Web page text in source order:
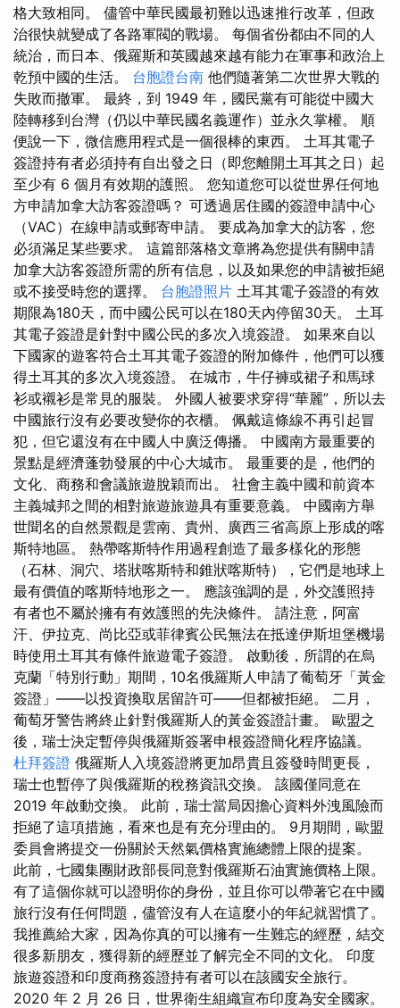
格大致相同。 儘管中華民國最初難以迅速推行改革，但政
治很快就變成了各路軍閥的戰場。 每個省份都由不同的人
統治，而日本、俄羅斯和英國越來越有能力在軍事和政治上
乾預中國的生活。 台胞證台南 他們隨著第二次世界大戰的
失敗而撤軍。 最終，到 1949 年，國民黨有可能從中國大
陸轉移到台灣（仍以中華民國名義運作）並永久掌權。 順
便說一下，微信應用程式是一個很棒的東西。 土耳其電子
簽證持有者必須持有自出發之日（即您離開土耳其之日）起
至少有 6 個月有效期的護照。 您知道您可以從世界任何地
方申請加拿大訪客簽證嗎？ 可透過居住國的簽證申請中心
（VAC）在線申請或郵寄申請。 要成為加拿大的訪客，您
必須滿足某些要求。 這篇部落格文章將為您提供有關申請
加拿大訪客簽證所需的所有信息，以及如果您的申請被拒絕
或不接受時您的選擇。 台胞證照片 土耳其電子簽證的有效
期限為180天，而中國公民可以在180天內停留30天。 土耳
其電子簽證是針對中國公民的多次入境簽證。 如果來自以
下國家的遊客符合土耳其電子簽證的附加條件，他們可以獲
得土耳其的多次入境簽證。 在城市，牛仔褲或裙子和馬球
衫或襯衫是常見的服裝。 外國人被要求穿得“華麗”，所以去
中國旅行沒有必要改變你的衣櫃。 佩戴這條線不再引起冒
犯，但它還沒有在中國人中廣泛傳播。 中國南方最重要的
景點是經濟蓬勃發展的中心大城市。 最重要的是，他們的
文化、商務和會議旅遊脫穎而出。 社會主義中國和前資本
主義城邦之間的相對旅遊旅遊具有重要意義。 中國南方舉
世聞名的自然景觀是雲南、貴州、廣西三省高原上形成的喀
斯特地區。 熱帶喀斯特作用過程創造了最多樣化的形態
（石林、洞穴、塔狀喀斯特和錐狀喀斯特），它們是地球上
最有價值的喀斯特地形之一。 應該強調的是，外交護照持
有者也不屬於擁有有效護照的先決條件。 請注意，阿富
汗、伊拉克、尚比亞或菲律賓公民無法在抵達伊斯坦堡機場
時使用土耳其有條件旅遊電子簽證。 啟動後，所謂的在烏
克蘭「特別行動」期間，10名俄羅斯人申請了葡萄牙「黃金
簽證」——以投資換取居留許可——但都被拒絕。 二月，
葡萄牙警告將終止針對俄羅斯人的黃金簽證計畫。 歐盟之
後，瑞士決定暫停與俄羅斯簽署申根簽證簡化程序協議。
杜拜簽證 俄羅斯人入境簽證將更加昂貴且簽發時間更長，
瑞士也暫停了與俄羅斯的稅務資訊交換。 該國僅同意在
2019 年啟動交換。 此前，瑞士當局因擔心資料外洩風險而
拒絕了這項措施，看來也是有充分理由的。 9月期間，歐盟
委員會將提交一份關於天然氣價格實施總體上限的提案。
此前，七國集團財政部長同意對俄羅斯石油實施價格上限。
有了這個你就可以證明你的身份，並且你可以帶著它在中國
旅行沒有任何問題，儘管沒有人在這麼小的年紀就習慣了。
我推薦給大家，因為你真的可以擁有一生難忘的經歷，結交
很多新朋友，獲得新的經歷並了解完全不同的文化。 印度
旅遊簽證和印度商務簽證持有者可以在該國安全旅行。
2020 年 2 月 26 日，世界衛生組織宣布印度為安全國家。